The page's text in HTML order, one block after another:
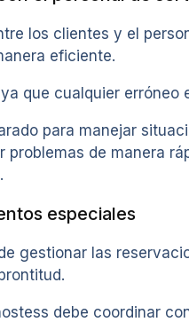
los clientes y el
eficiente.
que cualquier
para manejar
problemas de manera
especiales
gestionar las
debe coordinar